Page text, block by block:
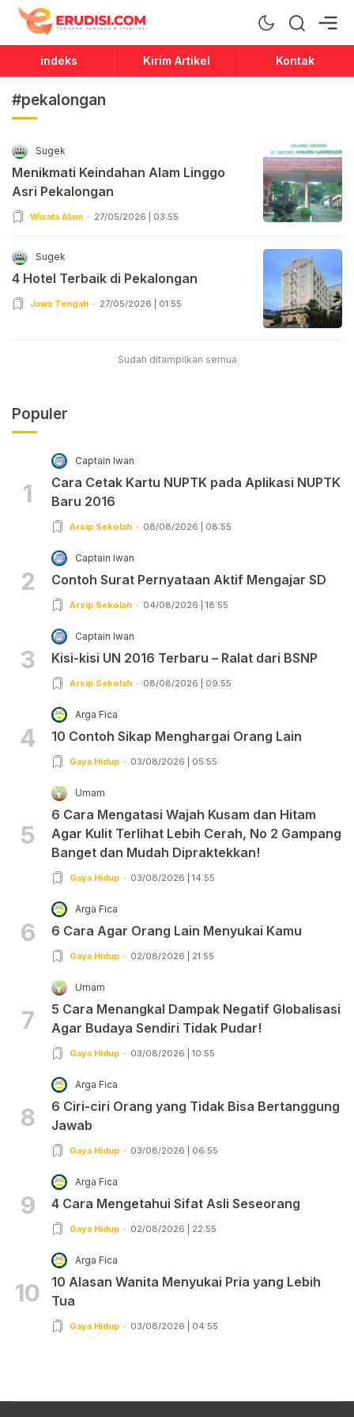
Erudisi
Temukan Jawaban dan Inspirasi
indeks Kirim Artikel Kontak
#pekalongan
Sugek
Menikmati Keindahan Alam Linggo
Asri Pekalongan
Wisata Alam 27/05/2026 | 03:55
Sugek
4 Hotel Terbaik di Pekalongan
Jawa Tengah 27/05/2026 | 01:55
Sudah ditampilkan semua
Populer
1
Captain Iwan
Cara Cetak Kartu NUPTK pada Aplikasi NUPTK
Baru 2016
Arsip Sekolah 08/08/2026 | 08:55
2
Captain Iwan
Contoh Surat Pernyataan Aktif Mengajar SD
Arsip Sekolah 04/08/2026 | 18:55
3
Captain Iwan
Kisi-kisi UN 2016 Terbaru – Ralat dari BSNP
Arsip Sekolah 08/08/2026 | 09:55
4
Arga Fica
10 Contoh Sikap Menghargai Orang Lain
Gaya Hidup 03/08/2026 | 05:55
5
Umam
6 Cara Mengatasi Wajah Kusam dan Hitam
Agar Kulit Terlihat Lebih Cerah, No 2 Gampang
Banget dan Mudah Dipraktekkan!
Gaya Hidup 03/08/2026 | 14:55
6
Arga Fica
6 Cara Agar Orang Lain Menyukai Kamu
Gaya Hidup 02/08/2026 | 21:55
7
Umam
5 Cara Menangkal Dampak Negatif Globalisasi
Agar Budaya Sendiri Tidak Pudar!
Gaya Hidup 03/08/2026 | 10:55
8
Arga Fica
6 Ciri-ciri Orang yang Tidak Bisa Bertanggung
Jawab
Gaya Hidup 03/08/2026 | 06:55
9
Arga Fica
4 Cara Mengetahui Sifat Asli Seseorang
Gaya Hidup 02/08/2026 | 22:55
10
Arga Fica
10 Alasan Wanita Menyukai Pria yang Lebih
Tua
Gaya Hidup 03/08/2026 | 04:55